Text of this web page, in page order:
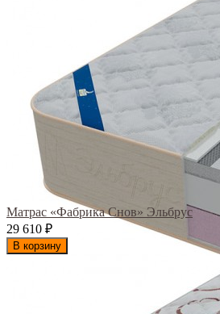
Матрас «Фабрика Снов» Эльбрус
29 610 ₽
В корзину